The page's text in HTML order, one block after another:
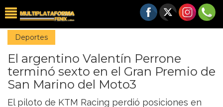
Deportes
El argentino Valentín Perrone
terminó sexto en el Gran Premio de
San Marino del Moto3
El piloto de KTM Racing perdió posiciones en